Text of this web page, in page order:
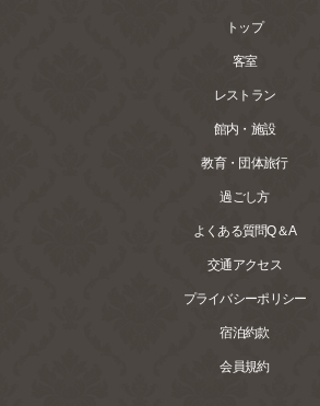
トップ
客室
レストラン
館内・施設
教育・団体旅行
過ごし方
よくある質問Q＆A
交通アクセス
プライバシーポリシー
宿泊約款
会員規約